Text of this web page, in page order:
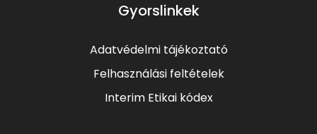
Gyorslinkek
Adatvédelmi tájékoztató
Felhasználási feltételek
Interim Etikai kódex